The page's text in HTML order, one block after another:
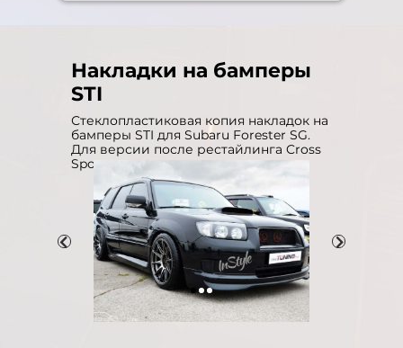
Накладки на бамперы
STI
Стеклопластиковая копия накладок на
бамперы STI для Subaru Forester SG.
Для версии после рестайлинга Cross
Sports.